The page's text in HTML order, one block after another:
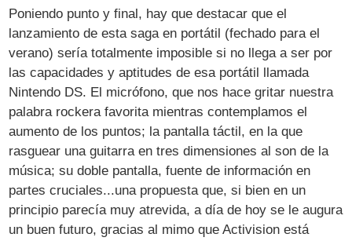
Poniendo punto y final, hay que destacar que el
lanzamiento de esta saga en portátil (fechado para el
verano) sería totalmente imposible si no llega a ser por
las capacidades y aptitudes de esa portátil llamada
Nintendo DS. El micrófono, que nos hace gritar nuestra
palabra rockera favorita mientras contemplamos el
aumento de los puntos; la pantalla táctil, en la que
rasguear una guitarra en tres dimensiones al son de la
música; su doble pantalla, fuente de información en
partes cruciales...una propuesta que, si bien en un
principio parecía muy atrevida, a día de hoy se le augura
un buen futuro, gracias al mimo que Activision está